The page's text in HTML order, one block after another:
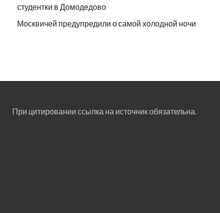
студентки в Домодедово
Москвичей предупредили о самой холодной ночи
При цитировании ссылка на источник обязательна.